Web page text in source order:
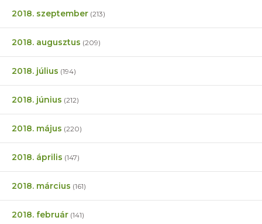
2018. szeptember (213)
2018. augusztus (209)
2018. július (194)
2018. június (212)
2018. május (220)
2018. április (147)
2018. március (161)
2018. február (141)